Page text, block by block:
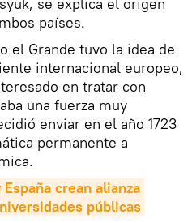
países.
el Grande tuvo la idea de
internacional europeo,
en tratar con
una fuerza muy
enviar en el año 1723
permanente a
crean alianza
públicas